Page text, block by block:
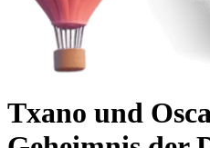
Txano und